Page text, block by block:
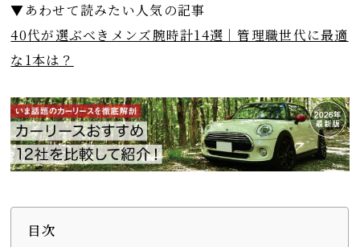
▼あわせて読みたい人気の記事
40代が選ぶべきメンズ腕時計14選｜管理職世代に最適
な1本は？
目次